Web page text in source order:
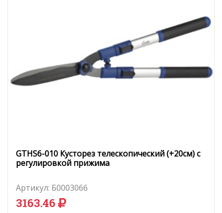
GTHS6-010 Кусторез телескопический (+20см) с
регулировкой прижима
Артикул: Б0003066
3163.46